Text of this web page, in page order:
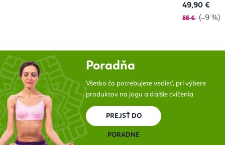
49,90 €
55 € (–9 %)
Poradňa
Všetko čo potrebujete vedieť, pri výbere
produktov na jogu a ďalšie cvičenia
PREJSŤ DO
PORADNE